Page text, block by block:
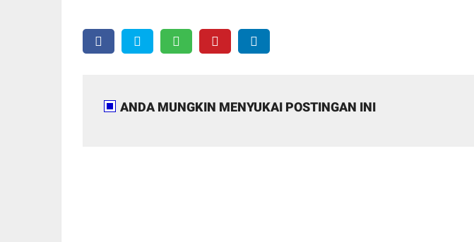
ANDA MUNGKIN MENYUKAI POSTINGAN INI